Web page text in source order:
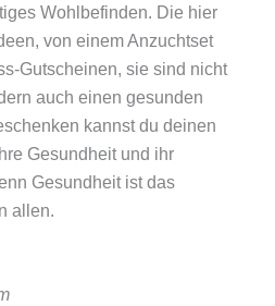
Wohlbefinden. Die hier
von einem Anzuchtset
Gutscheinen, sie sind nicht
auch einen gesunden
kannst du deinen
Gesundheit und ihr
Gesundheit ist das
allen.